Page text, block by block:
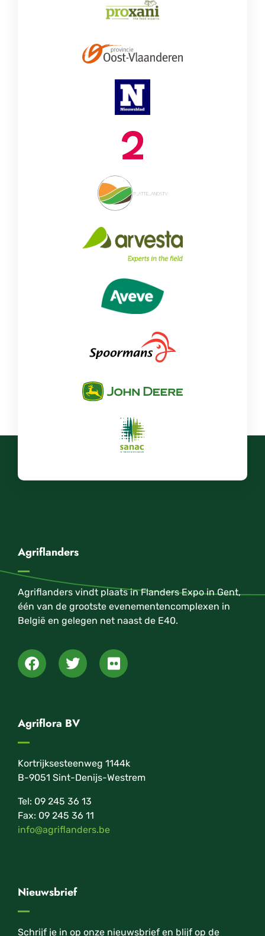
Agriflanders
Agriflanders vindt plaats in Flanders Expo in Gent,
één van de grootste evenementencomplexen in
België en gelegen net naast de E40.
Agriflora BV
Kortrijksesteenweg 1144k
B-9051 Sint-Denijs-Westrem
Tel: 09 245 36 13
Fax: 09 245 36 11
info@agriflanders.be
Nieuwsbrief
Schrijf je in op onze nieuwsbrief en blijf op de